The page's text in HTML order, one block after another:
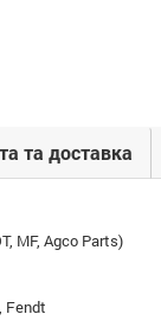
та доставка
MF, Agco Parts)
Fendt